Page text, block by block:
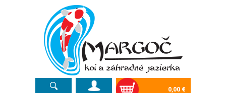
0,00 €